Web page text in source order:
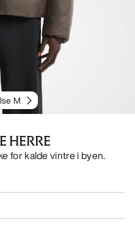
M
HERRE
for kalde vintre i byen.